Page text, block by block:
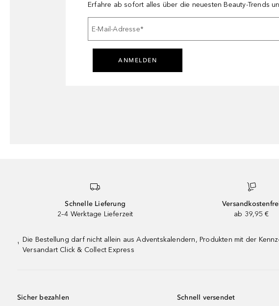
Erfahre ab sofort alles über die neuesten Beauty-Trends
E-Mail-Adresse*
ANMELDEN
Schnelle Lieferung
2–4 Werktage Lieferzeit
ab 39,95 €
¹
Die Bestellung darf nicht allein aus Adventskalendern, Produkten mit der
Versandart Click & Collect Express
Sicher bezahlen Schnell versendet